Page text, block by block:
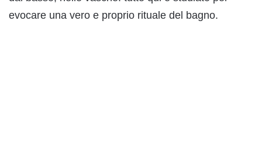
evocare una vero e proprio rituale del bagno.